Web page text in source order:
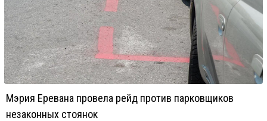
Мэрия Еревана провела рейд против парковщиков
незаконных стоянок